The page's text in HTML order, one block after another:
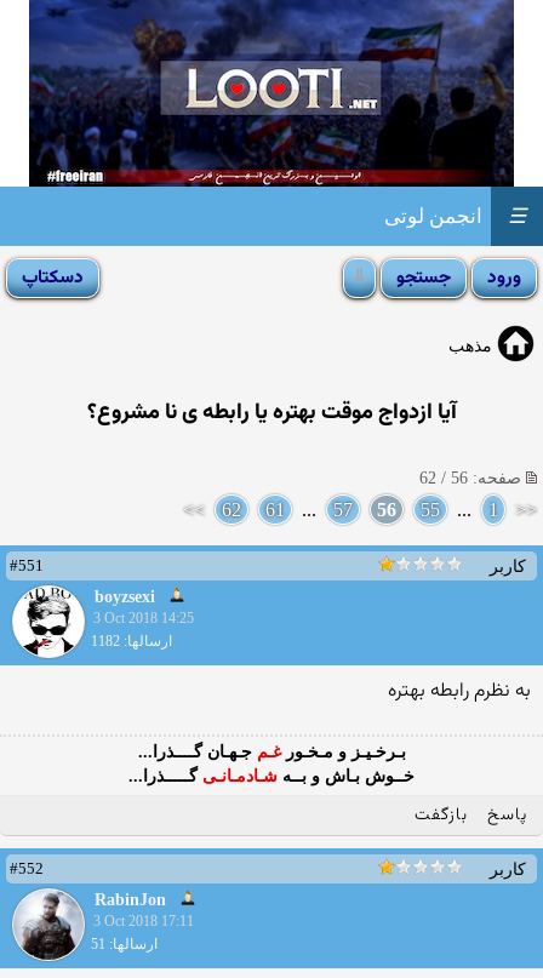
انجمن لوتی ☰
مذهب
آیا ازدواج موقت بهتره یا رابطه ی نا مشروع؟
صفحه: 56 / 62
<<
1
...
55
56
57
...
61
62
>>
کاربر
#551
boyzsexi
3 Oct 2018 14:25
ارسالها: 1182
به نظرم رابطه بهتره
بـرخـیـز و مـخـور غـم جـهـان گــــذرا...
خــوش بـاش و بــه شـادمـانـی گـــــذرا...
پاسخ بازگفت
کاربر
#552
RabinJon
3 Oct 2018 17:11
ارسالها: 51